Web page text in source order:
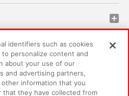
identifiers such as cookies
personalize content and
about your use of our
and advertising partners,
information that you
that they have collected from